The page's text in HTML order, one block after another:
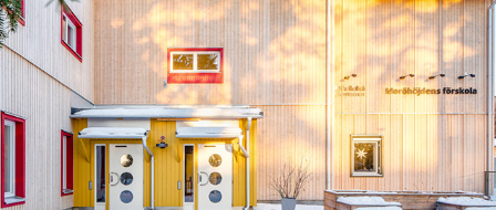
MORÖHÖJDENS FÖRSKOLA